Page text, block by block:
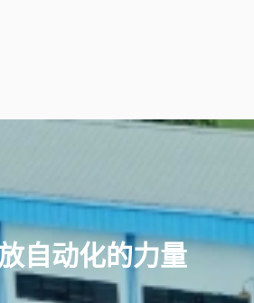
动化的力量
自动化的力量